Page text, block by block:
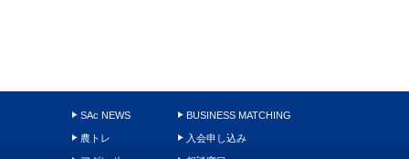
SAc NEWS
農トレ
BUSINESS MATCHING
入会申し込み